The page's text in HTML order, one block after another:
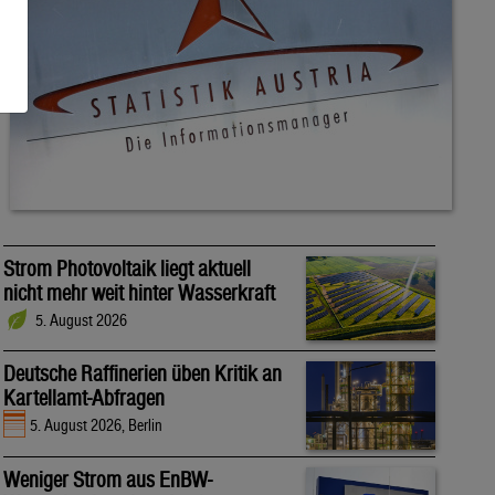
Strom Photovoltaik liegt aktuell
nicht mehr weit hinter Wasserkraft
5. August 2026
Deutsche Raffinerien üben Kritik an
Kartellamt-Abfragen
5. August 2026, Berlin
Weniger Strom aus EnBW-